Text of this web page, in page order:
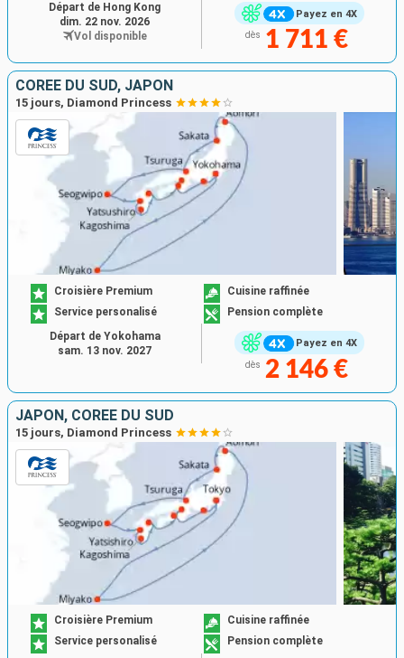
Payez en 4X
dès 1 711 €
Départ de Hong Kong
dim. 22 nov. 2026
Vol disponible
CORÉE DU SUD, JAPON
15 jours, Diamond Princess
Payez en 4X
Croisière Premium
Cuisine raffinée
Service personalisé
Pension complète
dès 2 146 €
Départ de Yokohama
sam. 13 nov. 2027
JAPON, CORÉE DU SUD
15 jours, Diamond Princess
Croisière Premium
Cuisine raffinée
Service personalisé
Pension complète